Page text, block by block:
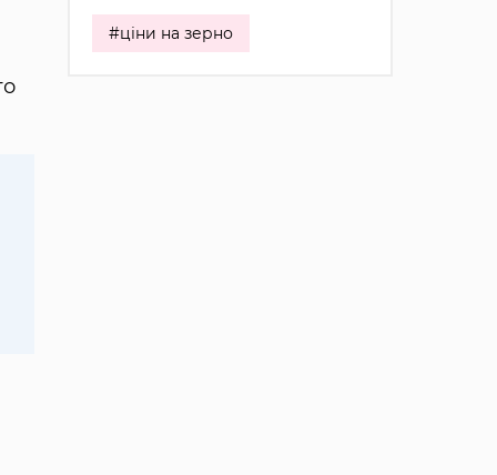
#ціни на зерно